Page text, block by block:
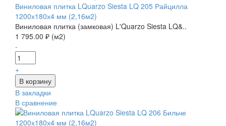
Виниловая плитка LQuarzo Siesta LQ 205 Райцилла
1200х180х4 мм (2,16м2)
Виниловая плитка (замковая) L'Quarzo Siesta LQ&..
1 795.00 ₽ (м2)
-
+
В закладки
В сравнение